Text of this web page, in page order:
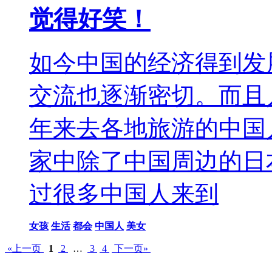
觉得好笑！
如今中国的经济得到
交流也逐渐密切。而
年来去各地旅游的中
家中除了中国周边的
过很多中国人来到
女孩 生活 都会 中国人 美女
«上一页 1 2 … 3 4 下一页»